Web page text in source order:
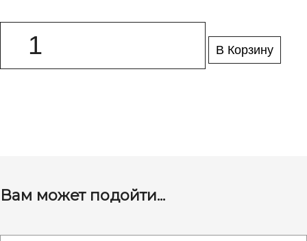
В Корзину
Вам может подойти...